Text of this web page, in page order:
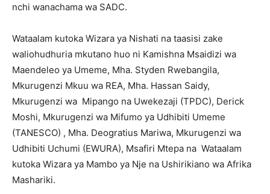
nchi wanachama wa SADC.
Wataalam kutoka Wizara ya Nishati na taasisi zake
waliohudhuria mkutano huo ni Kamishna Msaidizi wa
Maendeleo ya Umeme, Mha. Styden Rwebangila,
Mkurugenzi Mkuu wa REA, Mha. Hassan Saidy,
Mkurugenzi wa Mipango na Uwekezaji (TPDC), Derick
Moshi, Mkurugenzi wa Mifumo ya Udhibiti Umeme
(TANESCO) , Mha. Deogratius Mariwa, Mkurugenzi wa
Udhibiti Uchumi (EWURA), Msafiri Mtepa na Wataalam
kutoka Wizara ya Mambo ya Nje na Ushirikiano wa Afrika
Mashariki.